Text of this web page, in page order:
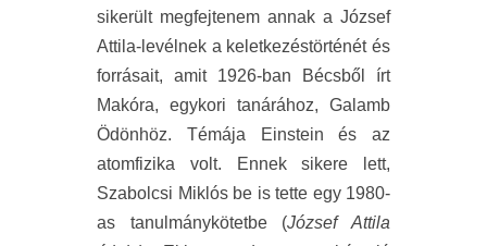
sikerült megfejtenem annak a József
Attila-levélnek a keletkezéstörténét és
forrásait, amit 1926-ban Bécsből írt
Makóra, egykori tanárához, Galamb
Ödönhöz. Témája Einstein és az
atomfizika volt. Ennek sikere lett,
Szabolcsi Miklós be is tette egy 1980-
as tanulmánykötetbe (József Attila